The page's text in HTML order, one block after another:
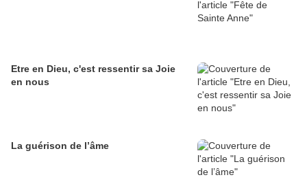
Etre en Dieu, c'est ressentir sa Joie
en nous
La guérison de l’âme